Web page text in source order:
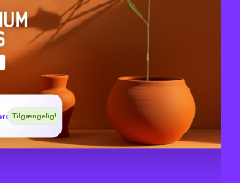
Tilgængelig!